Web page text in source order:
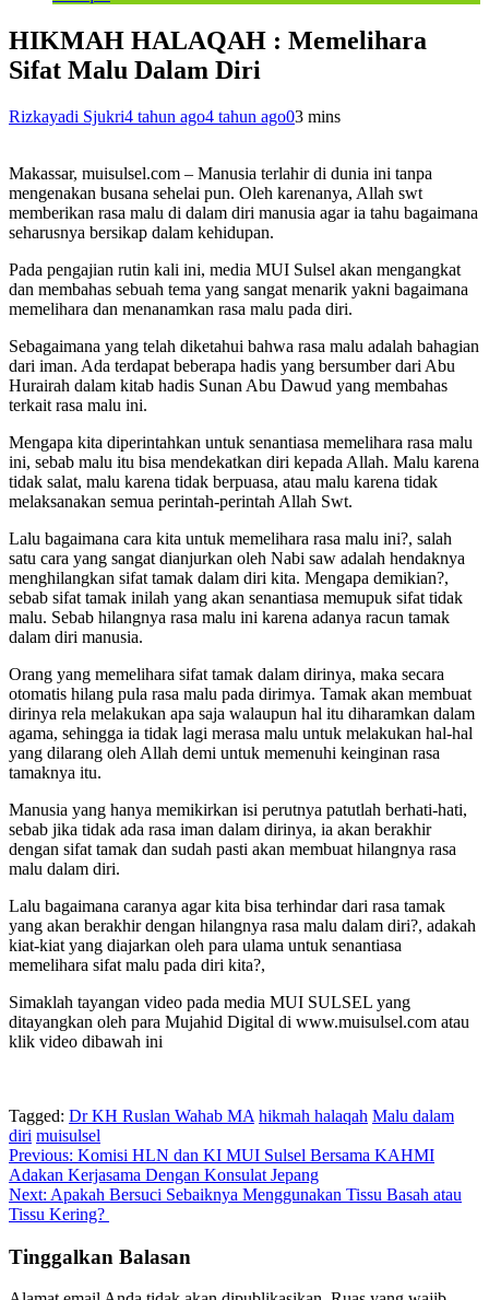
HIKMAH HALAQAH : Memelihara
Sifat Malu Dalam Diri
Rizkayadi Sjukri4 tahun ago4 tahun ago03 mins
Makassar, muisulsel.com – Manusia terlahir di dunia ini tanpa
mengenakan busana sehelai pun. Oleh karenanya, Allah swt
memberikan rasa malu di dalam diri manusia agar ia tahu bagaimana
seharusnya bersikap dalam kehidupan.
Pada pengajian rutin kali ini, media MUI Sulsel akan mengangkat
dan membahas sebuah tema yang sangat menarik yakni bagaimana
memelihara dan menanamkan rasa malu pada diri.
Sebagaimana yang telah diketahui bahwa rasa malu adalah bahagian
dari iman. Ada terdapat beberapa hadis yang bersumber dari Abu
Hurairah dalam kitab hadis Sunan Abu Dawud yang membahas
terkait rasa malu ini.
Mengapa kita diperintahkan untuk senantiasa memelihara rasa malu
ini, sebab malu itu bisa mendekatkan diri kepada Allah. Malu karena
tidak salat, malu karena tidak berpuasa, atau malu karena tidak
melaksanakan semua perintah-perintah Allah Swt.
Lalu bagaimana cara kita untuk memelihara rasa malu ini?, salah
satu cara yang sangat dianjurkan oleh Nabi saw adalah hendaknya
menghilangkan sifat tamak dalam diri kita. Mengapa demikian?,
sebab sifat tamak inilah yang akan senantiasa memupuk sifat tidak
malu. Sebab hilangnya rasa malu ini karena adanya racun tamak
dalam diri manusia.
Orang yang memelihara sifat tamak dalam dirinya, maka secara
otomatis hilang pula rasa malu pada dirimya. Tamak akan membuat
dirinya rela melakukan apa saja walaupun hal itu diharamkan dalam
agama, sehingga ia tidak lagi merasa malu untuk melakukan hal-hal
yang dilarang oleh Allah demi untuk memenuhi keinginan rasa
tamaknya itu.
Manusia yang hanya memikirkan isi perutnya patutlah berhati-hati,
sebab jika tidak ada rasa iman dalam dirinya, ia akan berakhir
dengan sifat tamak dan sudah pasti akan membuat hilangnya rasa
malu dalam diri.
Lalu bagaimana caranya agar kita bisa terhindar dari rasa tamak
yang akan berakhir dengan hilangnya rasa malu dalam diri?, adakah
kiat-kiat yang diajarkan oleh para ulama untuk senantiasa
memelihara sifat malu pada diri kita?,
Simaklah tayangan video pada media MUI SULSEL yang
ditayangkan oleh para Mujahid Digital di www.muisulsel.com atau
klik video dibawah ini
Tagged: Dr KH Ruslan Wahab MA hikmah halaqah Malu dalam
diri muisulsel
Navigasi
pos
Previous: Komisi HLN dan KI MUI Sulsel Bersama KAHMI
Adakan Kerjasama Dengan Konsulat Jepang
Next: Apakah Bersuci Sebaiknya Menggunakan Tissu Basah atau
Tissu Kering?
Tinggalkan Balasan